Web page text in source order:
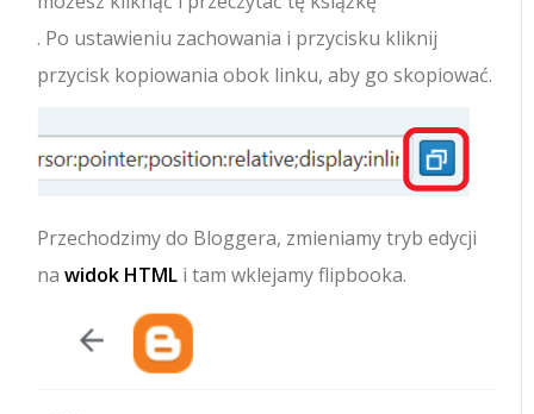
. Po ustawieniu zachowania i przycisku kliknij
przycisk kopiowania obok linku, aby go skopiować.
Przechodzimy do Bloggera, zmieniamy tryb edycji
nawidok HTML i tam wklejamy flipbooka.